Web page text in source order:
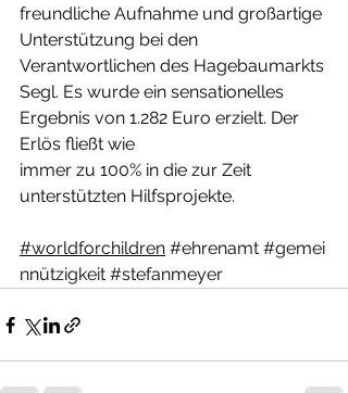
freundliche Aufnahme und großartige
Unterstützung bei den
Verantwortlichen des Hagebaumarkts
Segl. Es wurde ein sensationelles
Ergebnis von 1.282 Euro erzielt. Der
Erlös fließt wie
immer zu 100% in die zur Zeit
unterstützten Hilfsprojekte.
#worldforchildren #ehrenamt #gemei
nnützigkeit #stefanmeyer